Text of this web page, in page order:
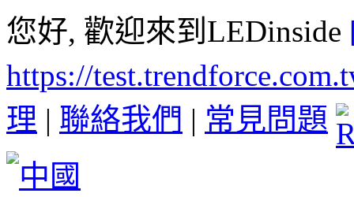
您好, 歡迎來到LEDinside
https://
理 | 聯絡我們 | 常見問題